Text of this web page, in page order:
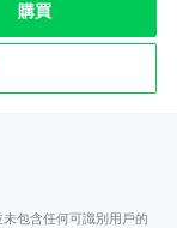
購買
包含任何可識別用戶的